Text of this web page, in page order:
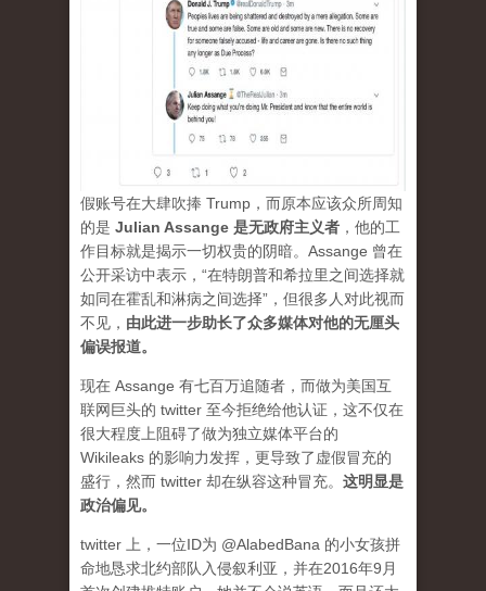
假账号在大肆吹捧 Trump，而原本应该众所周知
的是 Julian Assange 是无政府主义者 ，他的工
作目标就是揭示一切权贵的阴暗。Assange 曾在
公开采访中表示，“在特朗普和希拉里之间选择就
如同在霍乱和淋病之间选择”，但很多人对此视而
不见， 由此进一步助长了众多媒体对他的无厘头
偏误报道。
现在 Assange 有七百万追随者，而做为美国互
联网巨头的 twitter 至今拒绝给他认证，这不仅在
很大程度上阻碍了做为独立媒体平台的
Wikileaks 的影响力发挥，更导致了虚假冒充的
盛行，然而 twitter 却在纵容这种冒充。 这明显是
政治偏见。
twitter 上，一位ID为 @AlabedBana 的小女孩拼
命地恳求北约部队入侵叙利亚，并在2016年9月